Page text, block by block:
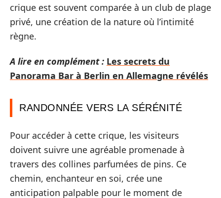
crique est souvent comparée à un club de plage
privé, une création de la nature où l’intimité
règne.
A lire en complément : Les secrets du
Panorama Bar à Berlin en Allemagne révélés
RANDONNÉE VERS LA SÉRÉNITÉ
Pour accéder à cette crique, les visiteurs
doivent suivre une agréable promenade à
travers des collines parfumées de pins. Ce
chemin, enchanteur en soi, crée une
anticipation palpable pour le moment de